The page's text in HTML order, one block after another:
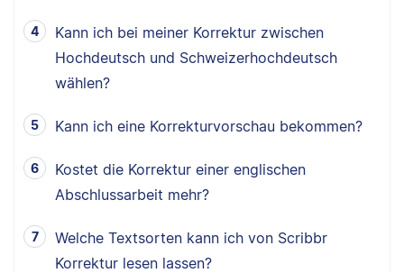
Kann ich bei meiner Korrektur zwischen
Hochdeutsch und Schweizerhochdeutsch
wählen?
Kann ich eine Korrekturvorschau bekommen?
Kostet die Korrektur einer englischen
Abschlussarbeit mehr?
Welche Textsorten kann ich von Scribbr
Korrektur lesen lassen?